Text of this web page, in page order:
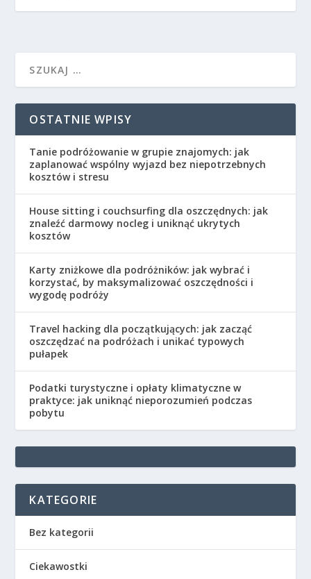
OSTATNIE WPISY
Tanie podróżowanie w grupie znajomych: jak
zaplanować wspólny wyjazd bez niepotrzebnych
kosztów i stresu
House sitting i couchsurfing dla oszczędnych: jak
znaleźć darmowy nocleg i uniknąć ukrytych
kosztów
Karty zniżkowe dla podróżników: jak wybrać i
korzystać, by maksymalizować oszczędności i
wygodę podróży
Travel hacking dla początkujących: jak zacząć
oszczędzać na podróżach i unikać typowych
pułapek
Podatki turystyczne i opłaty klimatyczne w
praktyce: jak uniknąć nieporozumień podczas
pobytu
KATEGORIE
Bez kategorii
Ciekawostki